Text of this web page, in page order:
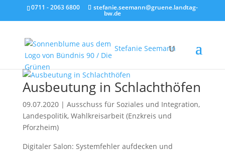
0711 - 2063 6800 stefanie.seemann@gruene.landtag-
bw.de
Stefanie Seemann
Ausbeutung in Schlachthöfen
09.07.2020| Ausschuss für Soziales und Integration,
Landespolitik, Wahlkreisarbeit (Enzkreis und
Pforzheim)
Digitaler Salon: Systemfehler aufdecken und